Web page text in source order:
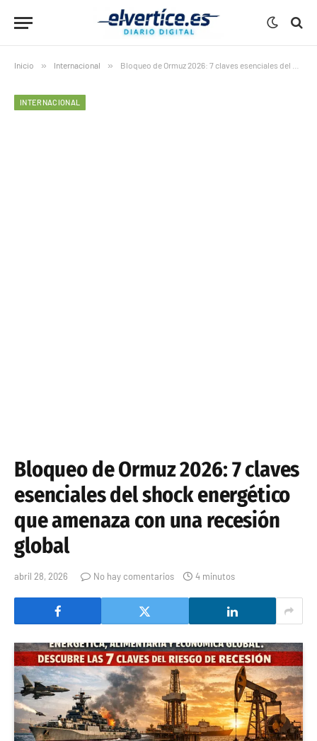
Inicio » Internacional » Bloqueo de Ormuz 2026: 7 claves esenciales del shock energético que amenaza con una recesión global
INTERNACIONAL
Bloqueo de Ormuz 2026: 7 claves
esenciales del shock energético
que amenaza con una recesión
global
abril 28, 2026 No hay comentarios 4 minutos